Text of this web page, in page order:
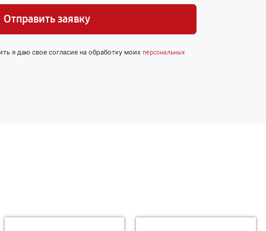
Отправить заявку
я даю свое согласие на обработку моих персональных